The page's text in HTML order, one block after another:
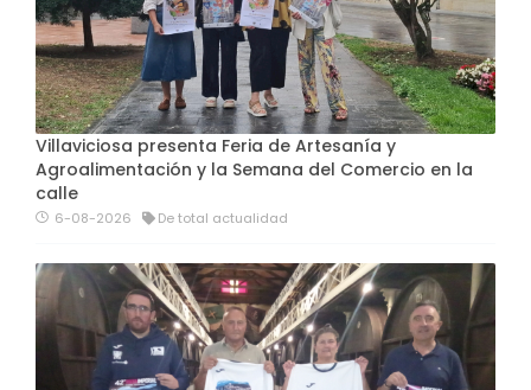
Villaviciosa presenta Feria de Artesanía y
Agroalimentación y la Semana del Comercio en la
calle
6-08-2026 De total actualidad